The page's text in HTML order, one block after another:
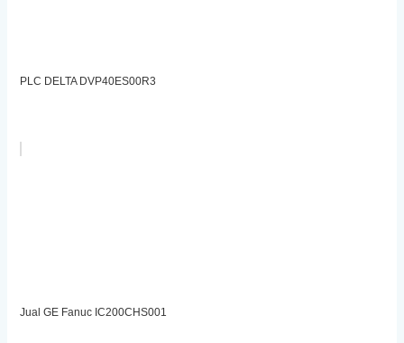
PLC DELTA DVP40ES00R3
Jual GE Fanuc IC200CHS001